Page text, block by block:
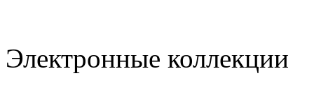
Электронные коллекции